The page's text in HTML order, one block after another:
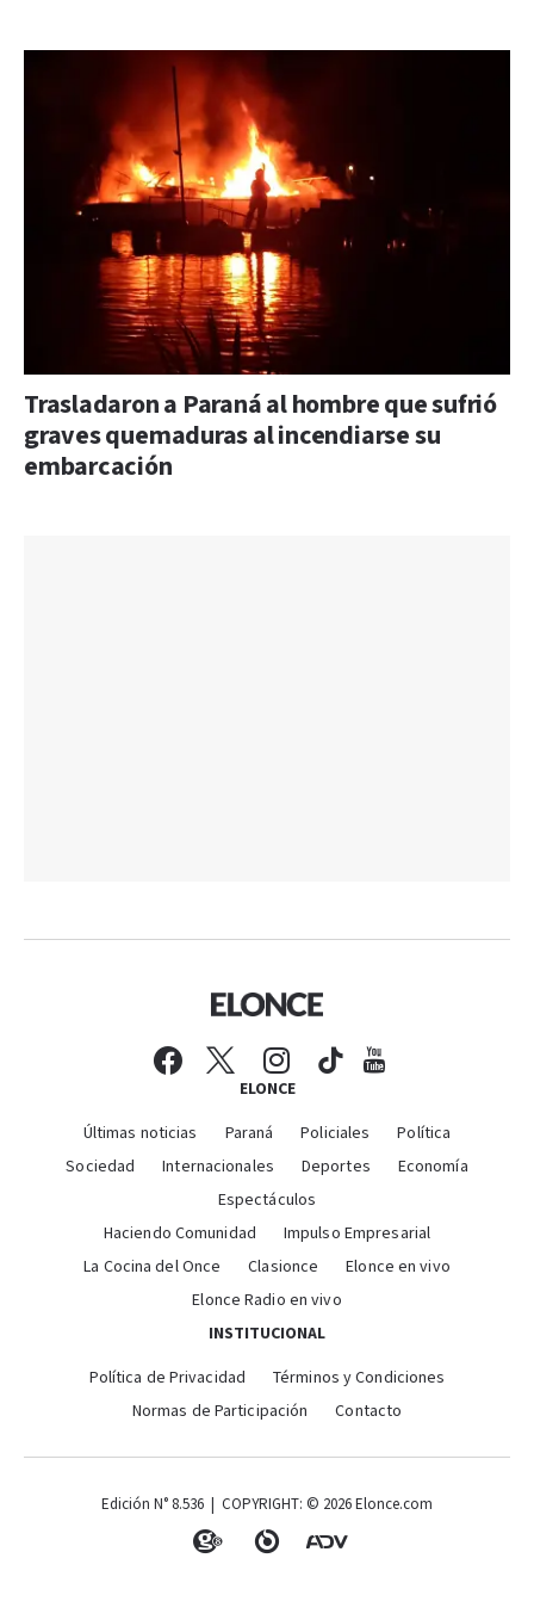
Trasladaron a Paraná al hombre que sufrió
graves quemaduras al incendiarse su
embarcación
ELONCE
Últimas noticias Paraná Policiales
Política
Sociedad
Internacionales Deportes
Economía
Espectáculos
Haciendo Comunidad
Impulso Empresarial
La Cocina del Once
Clasionce
Elonce en vivo
Elonce Radio en vivo
INSTITUCIONAL
Política de Privacidad
Términos y Condiciones
Normas de Participación
Contacto
Edición N° 8.536 | COPYRIGHT: © 2026 Elonce.com